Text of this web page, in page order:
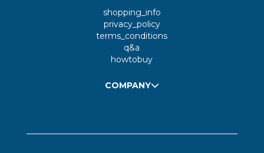
shopping_info
privacy_policy
terms_conditions
q&a
howtobuy
COMPANY